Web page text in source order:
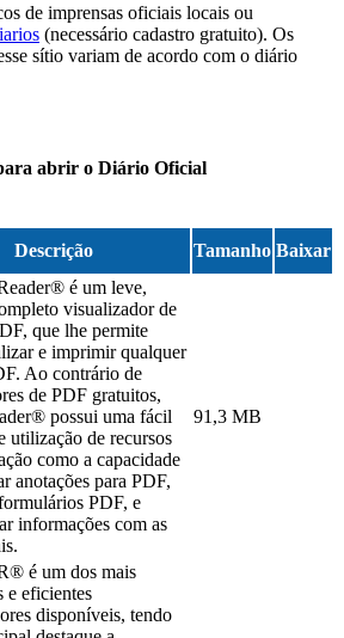
de imprensas oficiais locais ou
(necessário cadastro gratuito). Os
sítio variam de acordo com o diário
abrir o Diário Oficial
Descrição Tamanho Baixar
é um leve,
visualizador de
que lhe permite
e imprimir qualquer
Ao contrário de
de PDF gratuitos,
possui uma fácil
utilização de recursos
como a capacidade
anotações para PDF,
PDF, e
informações com as
91,3 MB
é um dos mais
e eficientes
disponíveis, tendo